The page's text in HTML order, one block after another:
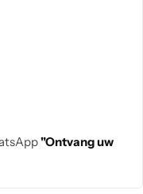
"Ontvang uw